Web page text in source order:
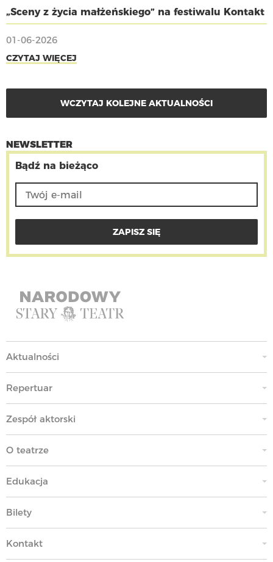
„Sceny z życia małżeńskiego” na festiwalu Kontakt
01-06-2026
CZYTAJ WIĘCEJ
WCZYTAJ KOLEJNE AKTUALNOŚCI
NEWSLETTER
Bądź na bieżąco
Aktualności
Repertuar
Zespół aktorski
O teatrze
Edukacja
Bilety
Kontakt